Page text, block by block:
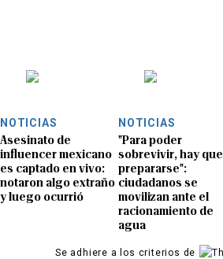
NOTICIAS
Asesinato de
influencer mexicano
es captado en vivo:
notaron algo extraño
y luego ocurrió
NOTICIAS
"Para poder
sobrevivir, hay que
prepararse":
ciudadanos se
movilizan ante el
racionamiento de
agua
Se adhiere a los criterios de